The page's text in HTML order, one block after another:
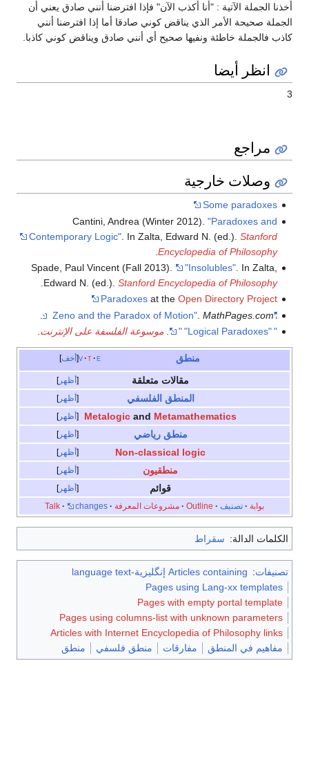
أخذنا الجملة الآتية : "أنا أكذب الآن" فإذا افترضنا أنني صادق يعني أن
الجملة صحيحة الأمر الذي يناقض كوني صادقا أما إذا افترضنا أنني
كاذب فالجملة خاطئة ونفيها صحيح أي أنني صادق ويناقض كوني كاذبا.
انظر أيضا
3
مراجع
وصلات خارجية
Some paradoxes
Cantini, Andrea (Winter 2012). "Paradoxes and
Contemporary Logic". In Zalta, Edward N. (ed.). Stanford
Encyclopedia of Philosophy
Spade, Paul Vincent (Fall 2013).
"Insolubles". In Zalta,
Edward N. (ed.). Stanford Encyclopedia of Philosophy
Paradoxesat the Open Directory Project
"Zeno and the Paradox of Motion"
. MathPages.com
"
"Logical Paradoxes"
" موسوعة الفلسفة على الإنترنت
أخف v t e منطق
أظهر مقالات متعلقة
أظهر المنطق الفلسفي
أظهر Metalogic and Metamathematics
أظهر منطق رياضي
أظهر Non-classical logic
أظهر منطقيون
أظهر قوائم
بوابة · تصنيف ·
Outline
· مشروعات المعرفة ·
Talk · changes
الكلمات الدالة: سقراط
تصنيفات: Articles containing إنگليزية-language text
Pages using Lang-xx templates
Pages with empty portal template
Pages using columns-list with unknown parameters
Articles with Internet Encyclopedia of Philosophy links
مفاهيم في المنطق
مفارقات منطق فلسفي منطق